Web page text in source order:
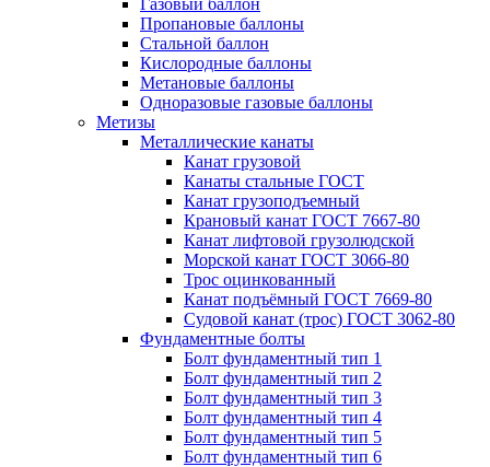
Газовый баллон
Пропановые баллоны
Стальной баллон
Кислородные баллоны
Метановые баллоны
Одноразовые газовые баллоны
Метизы
Металлические канаты
Канат грузовой
Канаты стальные ГОСТ
Канат грузоподъемный
Крановый канат ГОСТ 7667-80
Канат лифтовой грузолюдской
Морской канат ГОСТ 3066-80
Трос оцинкованный
Канат подъёмный ГОСТ 7669-80
Судовой канат (трос) ГОСТ 3062-80
Фундаментные болты
Болт фундаментный тип 1
Болт фундаментный тип 2
Болт фундаментный тип 3
Болт фундаментный тип 4
Болт фундаментный тип 5
Болт фундаментный тип 6